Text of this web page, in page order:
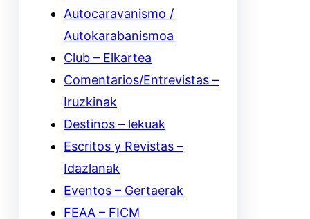
Autocaravanismo /
Autokarabanismoa
Club – Elkartea
Comentarios/Entrevistas –
Iruzkinak
Destinos – lekuak
Escritos y Revistas –
Idazlanak
Eventos – Gertaerak
FEAA – FICM